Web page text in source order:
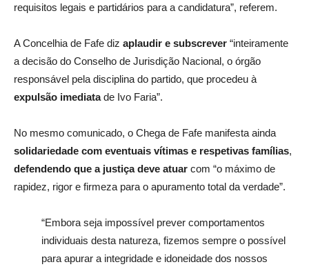
requisitos legais e partidários para a candidatura”, referem.
A Concelhia de Fafe diz aplaudir e subscrever “inteiramente
a decisão do Conselho de Jurisdição Nacional, o órgão
responsável pela disciplina do partido, que procedeu à
expulsão imediatade Ivo Faria”.
No mesmo comunicado, o Chega de Fafe manifesta ainda
solidariedade com eventuais vítimas e respetivas famílias,
defendendo que a justiça deve atuar com “o máximo de
rapidez, rigor e firmeza para o apuramento total da verdade”.
“Embora seja impossível prever comportamentos
individuais desta natureza, fizemos sempre o possível
para apurar a integridade e idoneidade dos nossos